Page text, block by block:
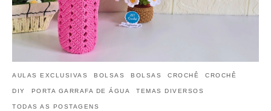
AULAS EXCLUSIVAS BOLSAS BOLSAS CROCHÊ CROCHÊ
DIY PORTA GARRAFA DE ÁGUA TEMAS DIVERSOS
TODAS AS POSTAGENS